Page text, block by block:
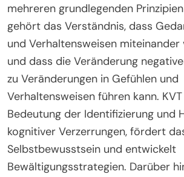
mehreren grundlegenden
gehört das Verständnis, dass
und Verhaltensweisen miteinander
und dass die Veränderung
zu Veränderungen in Gefühlen und
Verhaltensweisen führen kann.
Bedeutung der Identifizierung und
kognitiver Verzerrungen, fördert
Selbstbewusstsein und entwickelt
Bewältigungsstrategien. Darüber